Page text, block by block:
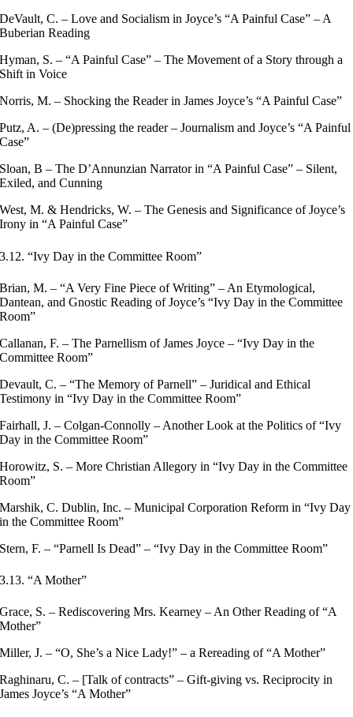
DeVault, C. – Love and Socialism in Joyce’s “A Painful Case” – A
Buberian Reading
Hyman, S. – “A Painful Case” – The Movement of a Story through a
Shift in Voice
Norris, M. – Shocking the Reader in James Joyce’s “A Painful Case”
Putz, A. – (De)pressing the reader – Journalism and Joyce’s “A Painful
Case”
Sloan, B – The D’Annunzian Narrator in “A Painful Case” – Silent,
Exiled, and Cunning
West, M. & Hendricks, W. – The Genesis and Significance of Joyce’s
Irony in “A Painful Case”
3.12. “Ivy Day in the Committee Room”
Brian, M. – “A Very Fine Piece of Writing” – An Etymological,
Dantean, and Gnostic Reading of Joyce’s “Ivy Day in the Committee
Room”
Callanan, F. – The Parnellism of James Joyce – “Ivy Day in the
Committee Room”
Devault, C. – “The Memory of Parnell” – Juridical and Ethical
Testimony in “Ivy Day in the Committee Room”
Fairhall, J. – Colgan-Connolly – Another Look at the Politics of “Ivy
Day in the Committee Room”
Horowitz, S. – More Christian Allegory in “Ivy Day in the Committee
Room”
Marshik, C. Dublin, Inc. – Municipal Corporation Reform in “Ivy Day
in the Committee Room”
Stern, F. – “Parnell Is Dead” – “Ivy Day in the Committee Room”
3.13. “A Mother”
Grace, S. – Rediscovering Mrs. Kearney – An Other Reading of “A
Mother”
Miller, J. – “O, She’s a Nice Lady!” – a Rereading of “A Mother”
Raghinaru, C. – [Talk of contracts” – Gift-giving vs. Reciprocity in
James Joyce’s “A Mother”